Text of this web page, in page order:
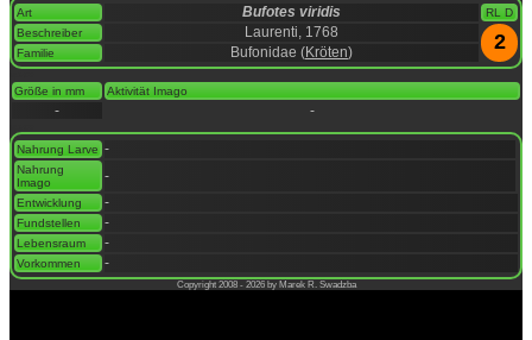
Art Bufotes viridis
RL D
Beschreiber
Laurenti, 1768 2
Familie Bufonidae (Kröten)
Größe in mm Aktivität Imago
- -
Nahrung Larve -
Nahrung
Imago
-
Entwicklung -
Fundstellen -
Lebensraum -
Vorkommen -
Copyright 2008 - 2026 by Marek R. Swadzba